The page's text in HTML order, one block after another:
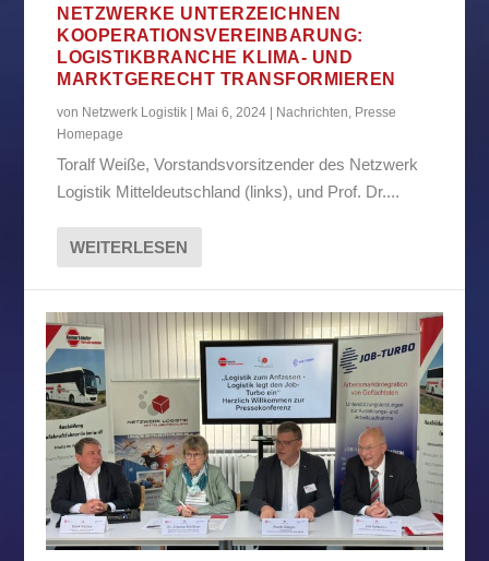
NETZWERKE UNTERZEICHNEN
KOOPERATIONSVEREINBARUNG:
LOGISTIKBRANCHE KLIMA- UND
MARKTGERECHT TRANSFORMIEREN
von Netzwerk Logistik Mai 6, 2024 Nachrichten, Presse
Homepage
Toralf Weiße, Vorstandsvorsitzender des Netzwerk
Logistik Mitteldeutschland (links), und Prof. Dr....
WEITERLESEN